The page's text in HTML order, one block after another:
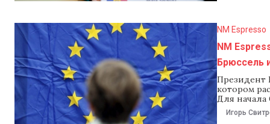
NM Espresso
NM
Брюссель
Президент
котором
Для
которые
партии
Игорь